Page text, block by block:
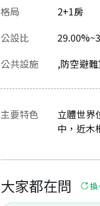
格局
2+1房
公設比
公共設施 ,防空避
主要特色
立體世界
中，近木
大家都在問